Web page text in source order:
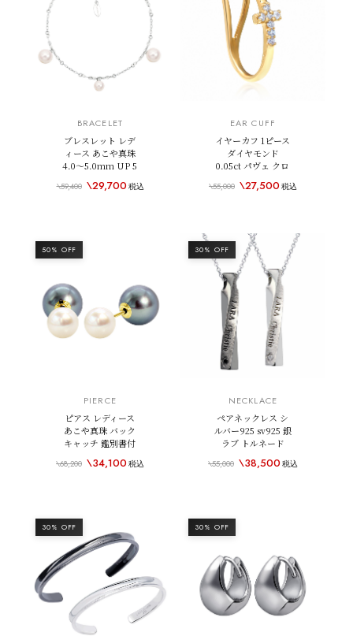
BRACELET
ブレスレット レデ
ィース あこや真珠
4.0～5.0mm UP 5
き K18WG ホワイ
\59,400 \29,700税込
EAR CUFF
イヤーカフ 1ピース
ダイヤモンド
0.05ct パヴェ クロ
金
\55,000 \27,500税込
50% OFF
PIERCE
ピアス レディース
あこや真珠 バック
キャッチ 鑑別書付
\68,200 \34,100税込
30% OFF
NECKLACE
ペアネックレス シ
ルバー925 sv925 銀
ラブ トルネード
\55,000 \38,500税込
30% OFF 30% OFF